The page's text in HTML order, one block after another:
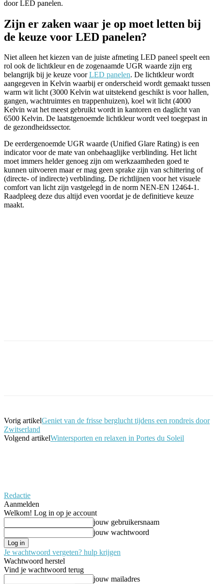
door LED panelen.
Zijn er zaken waar je op moet letten bij
de keuze voor LED panelen?
Niet alleen het kiezen van de juiste afmeting LED paneel speelt een
rol ook de lichtkleur en de zogenaamde UGR waarde zijn erg
belangrijk bij je keuze voorLED panelen. De lichtkleur wordt
aangegeven in Kelvin waarbij er onderscheid wordt gemaakt tussen
warm wit licht (3000 Kelvin wat uitstekend geschikt is voor hallen,
gangen, wachtruimtes en trappenhuizen), koel wit licht (4000
Kelvin wat het meest gebruikt wordt in kantoren en daglicht van
6500 Kelvin. De laatstgenoemde lichtkleur wordt veel toegepast in
de gezondheidssector.
De eerdergenoemde UGR waarde (Unified Glare Rating) is een
indicator voor de mate van onbehaaglijke verblinding. Het licht
moet immers helder genoeg zijn om werkzaamheden goed te
kunnen uitvoeren maar er mag geen sprake zijn van schittering of
(directe- of indirecte) verblinding. De richtlijnen voor het visuele
comfort van licht zijn vastgelegd in de norm NEN-EN 12464-1.
Raadpleeg deze dus altijd even voordat je de definitieve keuze
maakt.
Vorig artikelGeniet van de frisse berglucht tijdens een rondreis door
Zwitserland
Volgend artikelWintersporten en relaxen in Portes du Soleil
Redactie
Aanmelden
Welkom! Log in op je account
jouw gebruikersnaam
jouw wachtwoord
Je wachtwoord vergeten? hulp krijgen
Wachtwoord herstel
Vind je wachtwoord terug
jouw mailadres